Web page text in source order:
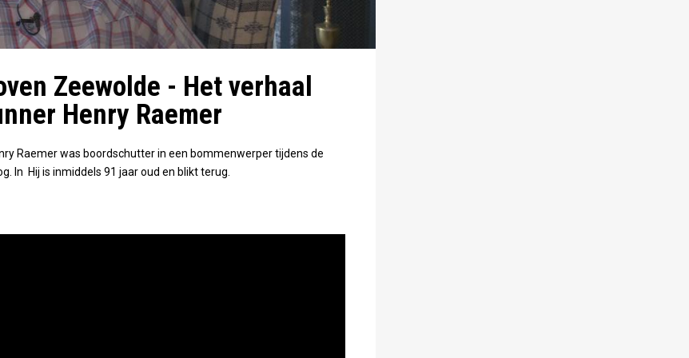
Zeewolde - Het verhaal
Henry Raemer
Raemer was boordschutter in een bommenwerper tijdens de
In Hij is inmiddels 91 jaar oud en blikt terug.